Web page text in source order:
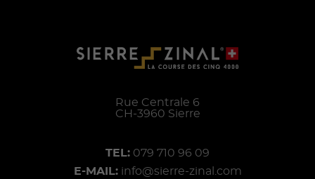
Rue Centrale 6
CH-3960 Sierre
TEL: 079 710 96 09
E-MAIL: info@sierre-zinal.com